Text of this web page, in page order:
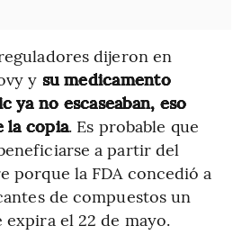
dijeron en
y su medicamento
ya no escaseaban, eso
la copia. Es probable que
a partir del
porque la FDA concedió a
de compuestos un
expira el 22 de mayo.